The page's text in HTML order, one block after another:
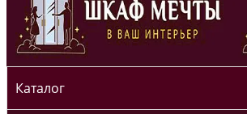
Каталог